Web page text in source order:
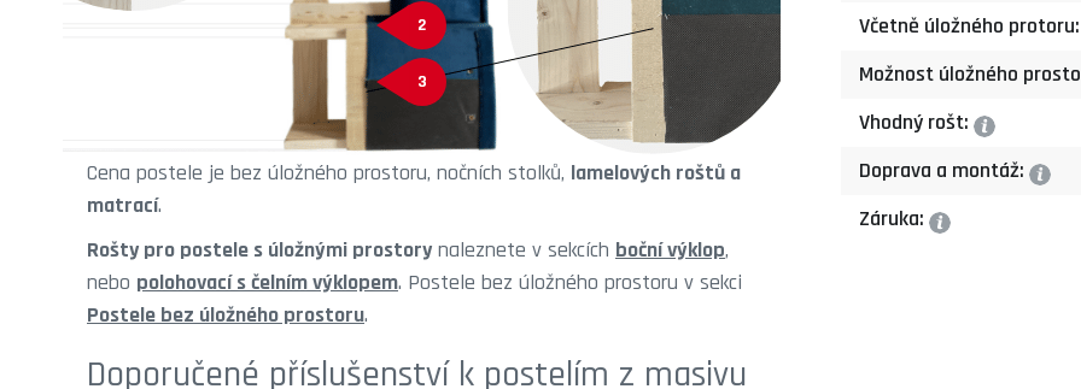
2
3
Cena postele je bez úložného prostoru, nočních stolků, lamelových roštů a
matrací.
Rošty pro postele s úložnými prostory naleznete v sekcích boční výklop,
nebo polohovací s čelním výklopem. Postele bez úložného prostoru v sekci
Postele bez úložného prostoru.
Doporučené příslušenství k postelím z masivu
Včetně úložného
Možnost úložného
Vhodný rošt: ?
Doprava a montáž: ?
Záruka: ?